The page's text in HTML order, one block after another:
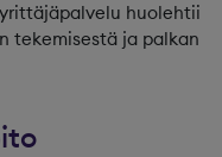
huolehtii
tekemisestä ja palkan